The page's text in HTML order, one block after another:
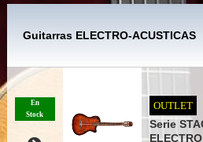
Guitarras ELECTRO-ACUSTICAS
En
Stock
OUTLET
Serie STAGE
ELECTRO